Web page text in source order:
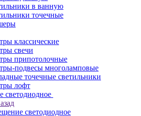
в ванную
точечные
классические
свечи
припотолочные
подвесы многоламповые
точечные светильники
лофт
светодиодное
светодиодное